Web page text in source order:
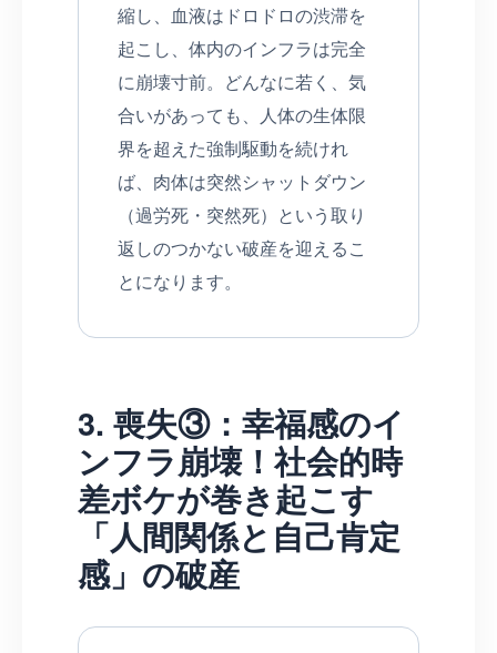
縮し、血液はドロドロの渋滞を
起こし、体内のインフラは完全
に崩壊寸前。どんなに若く、気
合いがあっても、人体の生体限
界を超えた強制駆動を続けれ
ば、肉体は突然シャットダウン
（過労死・突然死）という取り
返しのつかない破産を迎えるこ
とになります。
3. 喪失③：幸福感のイ
ンフラ崩壊！社会的時
差ボケが巻き起こす
「人間関係と自己肯定
感」の破産